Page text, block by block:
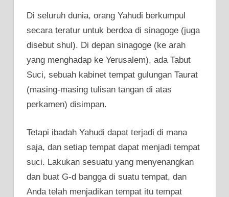
Di seluruh dunia, orang Yahudi berkumpul
secara teratur untuk berdoa di sinagoge (juga
disebut shul). Di depan sinagoge (ke arah
yang menghadap ke Yerusalem), ada Tabut
Suci, sebuah kabinet tempat gulungan Taurat
(masing-masing tulisan tangan di atas
perkamen) disimpan.
Tetapi ibadah Yahudi dapat terjadi di mana
saja, dan setiap tempat dapat menjadi tempat
suci. Lakukan sesuatu yang menyenangkan
dan buat G-d bangga di suatu tempat, dan
Anda telah menjadikan tempat itu tempat